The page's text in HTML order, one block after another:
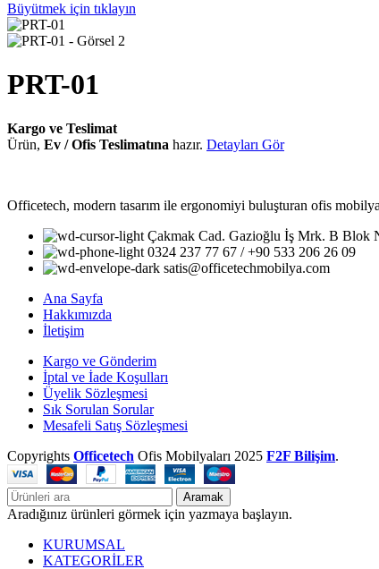
Büyütmek için tıklayın
PRT-01
Kargo ve Teslimat
Ürün, Ev / Ofis Teslimatına hazır. Detayları Gör
Officetech, modern tasarım ile ergonomiyi buluşturan ofis
Çakmak Cad. Gazioğlu İş Mrk. B
0324 237 77 67 / +90 533 206 26 09
satis@officetechmobilya.com
Ana Sayfa
Hakkımızda
İletişim
Kargo ve Gönderim
İptal ve İade Koşulları
Üyelik Sözleşmesi
Sık Sorulan Sorular
Mesafeli Satış Sözleşmesi
Copyrights Officetech Ofis Mobilyaları 2025 F2F Bilişim.
Aramak
Aradığınız ürünleri görmek için yazmaya başlayın.
KURUMSAL
KATEGORİLER